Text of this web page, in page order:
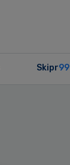
Skipr99